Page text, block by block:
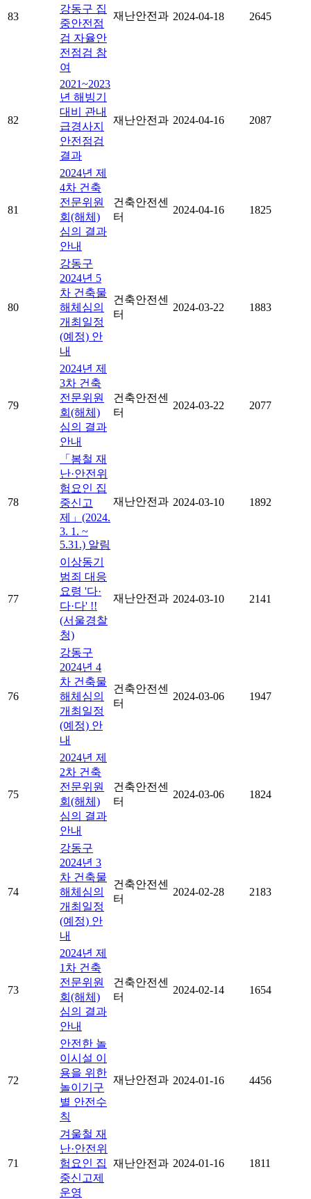
83
강동구 집
중안전점
검 자율안
전점검 참
여
재난안전과 2024-04-18 2645
82
2021~2023
년 해빙기
대비 관내
급경사지
안전점검
결과
재난안전과 2024-04-16 2087
81
2024년 제
4차 건축
전문위원
회(해체)
심의 결과
안내
건축안전센
터
2024-04-16 1825
80
강동구
2024년 5
차 건축물
해체심의
개최일정
(예정) 안
내
건축안전센
터
2024-03-22 1883
79
2024년 제
3차 건축
전문위원
회(해체)
심의 결과
안내
건축안전센
터
2024-03-22 2077
78
「봄철 재
난·안전위
험요인 집
중신고
제」(2024.
3. 1. ~
5.31.) 알림
재난안전과 2024-03-10 1892
77
이상동기
범죄 대응
요령 '다·
다·다' !!
(서울경찰
청)
재난안전과 2024-03-10 2141
76
강동구
2024년 4
차 건축물
해체심의
개최일정
(예정) 안
내
건축안전센
터
2024-03-06 1947
75
2024년 제
2차 건축
전문위원
회(해체)
심의 결과
안내
건축안전센
터
2024-03-06 1824
74
강동구
2024년 3
차 건축물
해체심의
개최일정
(예정) 안
내
건축안전센
터
2024-02-28 2183
73
2024년 제
1차 건축
전문위원
회(해체)
심의 결과
안내
건축안전센
터
2024-02-14 1654
72
안전한 놀
이시설 이
용을 위한
놀이기구
별 안전수
칙
재난안전과 2024-01-16 4456
71
겨울철 재
난·안전위
험요인 집
중신고제
운영
재난안전과 2024-01-16 1811